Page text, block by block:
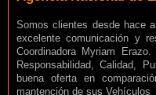
Somos clientes desde hace
excelente comunicación y
Coordinadora Myriam
Responsabilidad, Calidad,
buena oferta en
mantención de sus Vehículos